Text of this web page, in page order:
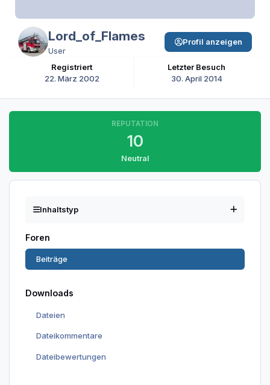
Lord_of_Flames
User
Registriert
22. März 2002
Letzter Besuch
30. April 2014
Profil anzeigen
REPUTATION
10
Neutral
Inhaltstyp
Foren
Beiträge
Downloads
Dateien
Dateikommentare
Dateibewertungen